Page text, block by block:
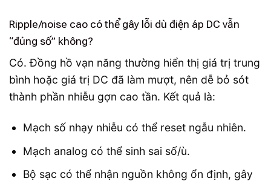
Ripple/noise cao có thể gây lỗi dù điện áp DC vẫn
“đúng số” không?
Có. Đồng hồ vạn năng thường hiển thị giá trị trung
bình hoặc giá trị DC đã làm mượt, nên dễ bỏ sót
thành phần nhiễu gợn cao tần. Kết quả là:
Mạch số nhạy nhiễu có thể reset ngẫu nhiên.
Mạch analog có thể sinh sai số/ù.
Bộ sạc có thể nhận nguồn không ổn định, gây